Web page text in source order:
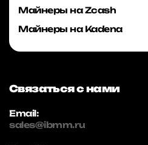
Майнеры на Zcash
Майнеры на Kadena
Связаться с нами
Email:
sales@ibmm.ru